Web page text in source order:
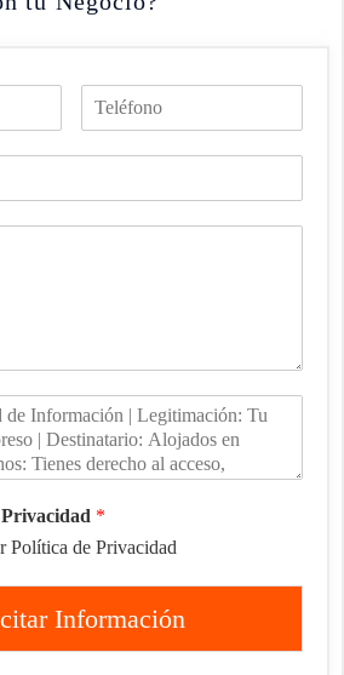
*
Política de Privacidad
Información